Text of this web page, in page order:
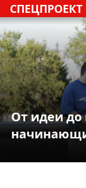
СПЕЦПРОЕКТ
От идеи